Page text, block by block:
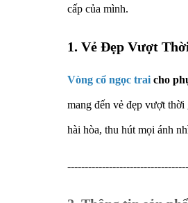
cấp của mình.
1. Vẻ Đẹp Vượt
Vòng cổ ngọc trai cho
mang đến vẻ đẹp vượt
hài hòa, thu hút mọi ánh